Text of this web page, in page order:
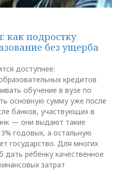
как подростку
без ущерба
доступнее:
кредитов
обучение в вузе по
основную сумму уже после
банков, участвующих в
— они выдают такие
годовых, а остальную
государство. Для многих
ребёнку качественное
затрат